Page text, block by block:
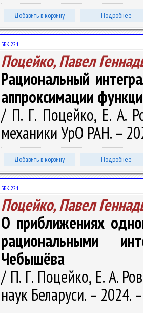
Добавить в корзину Подробнее
ББК 22.1
Поцейко, Павел
Рациональный
аппроксимации
/ П. Г. Поцейко, Е. А.
механики УрО РАН. –
Добавить в корзину Подробнее
ББК 22.1
Поцейко, Павел
О приближениях
рациональными
Чебышёва
/ П. Г. Поцейко, Е. А.
наук Беларуси. –